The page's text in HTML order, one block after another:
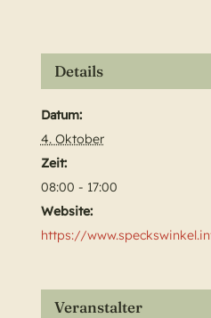
Details
Datum:
4. Oktober
Zeit:
08:00 - 17:00
Website:
https://
Veranstalter